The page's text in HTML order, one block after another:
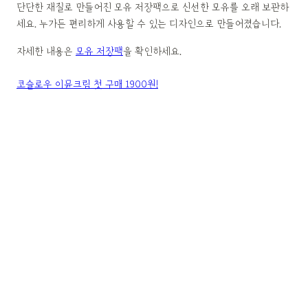
단단한 재질로 만들어진 모유 저장팩으로 신선한 모유를 오래 보관하
세요. 누가든 편리하게 사용할 수 있는 디자인으로 만들어졌습니다.
자세한 내용은 모유 저장팩을 확인하세요.
코슬로우 이뮨크림 첫 구매 1900원!